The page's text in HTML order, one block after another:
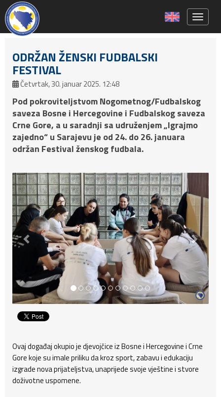
ODRŽAN ŽENSKI FUDBALSKI
FESTIVAL
Četvrtak, 30. januar 2025. 12:48
Pod pokroviteljstvom Nogometnog/Fudbalskog
saveza Bosne i Hercegovine i Fudbalskog saveza
Crne Gore, a u saradnji sa udruženjem „Igrajmo
zajedno“ u Sarajevu je od 24. do 26. januara
održan Festival ženskog fudbala.
Ovaj događaj okupio je djevojčice iz Bosne i Hercegovine i Crne
Gore koje su imale priliku da kroz sport, zabavu i edukaciju
izgrade nova prijateljstva, unaprijede svoje vještine i stvore
doživotne uspomene.